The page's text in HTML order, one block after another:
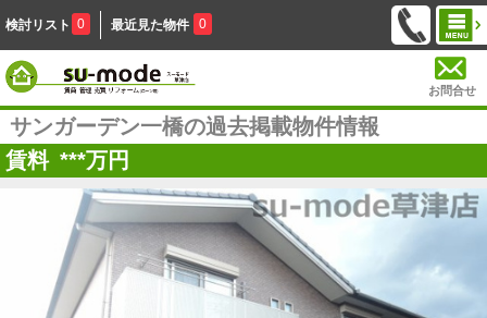
検討リスト 0 最近見た物件 0
お問合せ
サンガーデン一橋の過去掲載物件情報
賃料 ***万円